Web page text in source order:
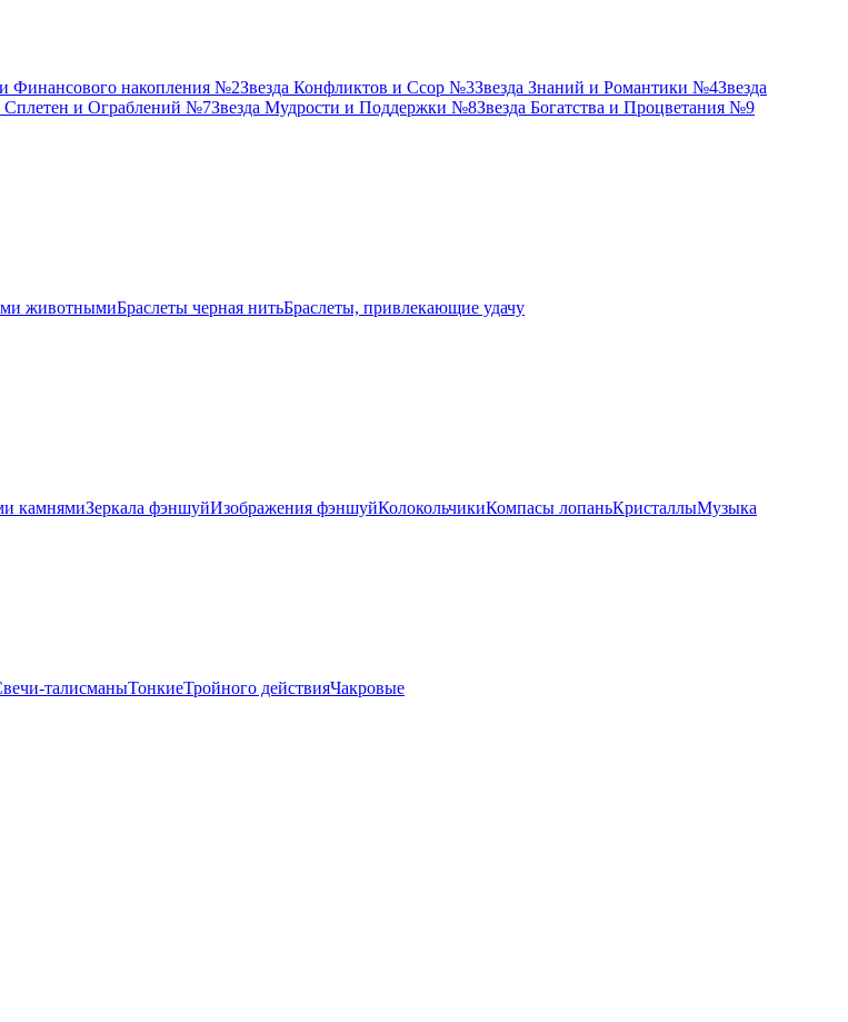
и Финансового накопления №2Звезда Конфликтов и Ссор №3Звезда Знаний и Романтики №4Звезда
Сплетен и Ограблений №7Звезда Мудрости и Поддержки №8Звезда Богатства и Процветания №9
животнымиБраслеты черная нитьБраслеты, привлекающие удачу
камнямиЗеркала фэншуйИзображения фэншуйКолокольчикиКомпасы лопаньКристаллыМузыка
талисманыТонкиеТройного действияЧакровые